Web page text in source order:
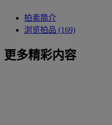
拍卖简介
浏览拍品 (169)
更多精彩内容